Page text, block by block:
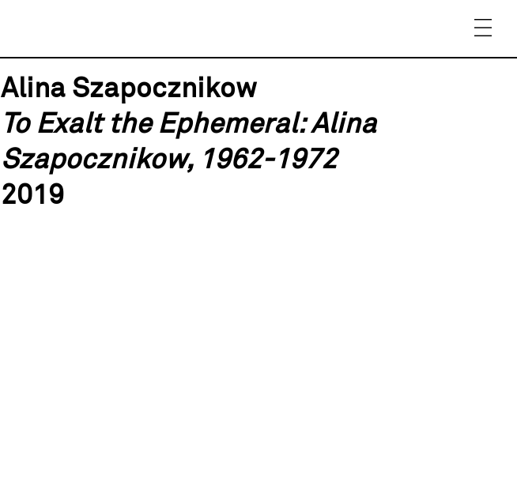
Alina Szapocznikow
To Exalt the Ephemeral: Alina
Szapocznikow, 1962-1972
2019